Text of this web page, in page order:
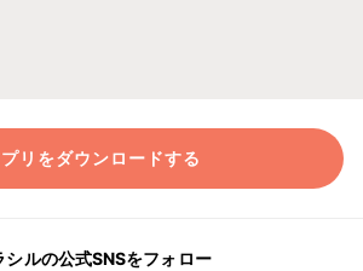
リをダウンロードする
シルの公式SNSをフォロー